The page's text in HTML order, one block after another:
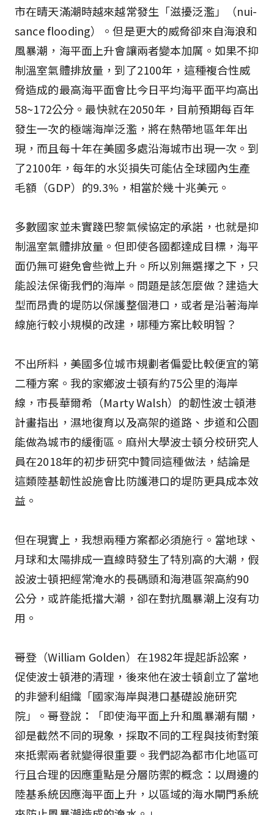
市在晴天滿潮時越來越常發生「滋擾泛濫」（nui-
sance flooding）。但是更大的威脅卻來自海浪和
風暴潮，海平面上升會讓兩者變本加厲。如果不抑
制溫室氣體排放量，到了2100年，這種複合性威
脅造成的最高海平面會比今日平均海平面平均高出
58~172公分。最快就在2050年，目前預期每百年
發生一次的極端海岸泛濫，將在熱帶地區年年出
現，而且每十年在美國多處沿海城市出現一次。到
了2100年，每年的水災損失可能佔全球國內生產
毛額（GDP）的9.3%，相當於幾十兆美元。
多數國家並未實踐巴黎氣候協定的承諾，也就是抑
制溫室氣體排放量。但即使各國都達成目標，海平
面仍無可避免會些微上升。所以別無選擇之下，只
能設法保衛我們的海岸。問題是該怎麼做？建造大
型而昂貴的堤防以保護整個港口，或者是沿著海岸
線施行較小規模的改建，哪種方案比較明智？
不出所料，美國多位城市規劃者偏愛比較便宜的第
二種方案。我的家鄉波士頓有約75公里的海岸
線，市長華爾希（Marty Walsh）的韌性波士頓港
計畫指出，濕地復育以及高架的道路、步道和公園
能做為城市的緩衝區。麻州大學波士頓分校研究人
員在2018年的初步研究中贊同這種做法，結論是
這類陸基韌性設施會比防護港口的堤防更具成本效
益。
但在現實上，我想兩種方案都必須施行。當地球、
月球和太陽排成一直線時發生了特別高的大潮，假
設波士頓把經常淹水的長碼頭和海港區架高約90
公分，或許能抵擋大潮，卻在對抗風暴潮上沒有功
用。
哥登（William Golden）在1982年提起訴訟案，
促使波士頓港的清理，後來他在波士頓創立了當地
的非營利組織「國家海岸與港口基礎設施研究
院」。哥登說：「即使海平面上升和風暴潮有關，
卻是截然不同的現象，採取不同的工程與技術對策
來抵禦兩者就變得很重要。我們認為都市化地區可
行且合理的因應重點是分層防禦的概念：以周邊的
陸基系統因應海平面上升，以區域的海水閘門系統